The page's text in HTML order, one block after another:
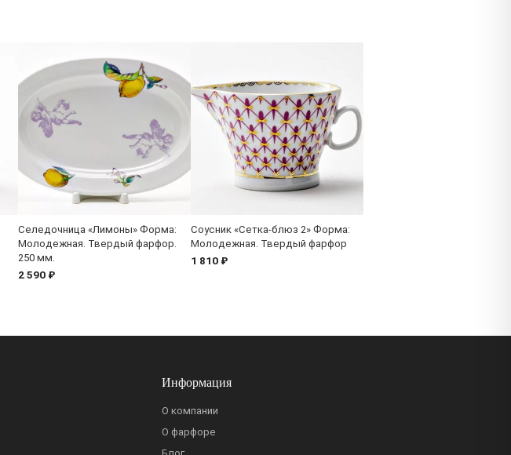
Селедочница «Лимоны» Форма:
Молодежная. Твердый фарфор.
250 мм.
2 590 ₽
Соусник «Сетка-блюз 2» Форма:
Молодежная. Твердый фарфор
1 810 ₽
Информация
О компании
О фарфоре